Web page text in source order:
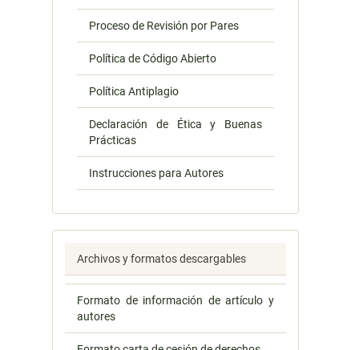
Proceso de Revisión por Pares
Política de Código Abierto
Política Antiplagio
Declaración de Ética y Buenas
Prácticas
Instrucciones para Autores
Archivos y formatos descargables
Formato de información de artículo y
autores